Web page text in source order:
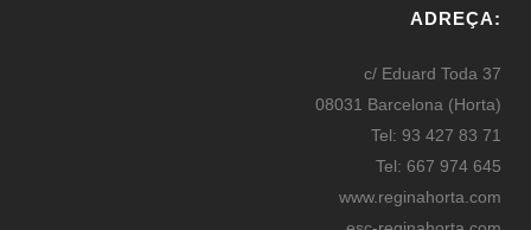
ADREÇA:
c/ Eduard Toda 37
08031 Barcelona (Horta)
Tel: 93 427 83 71
Tel: 667 974 645
www.reginahorta.com